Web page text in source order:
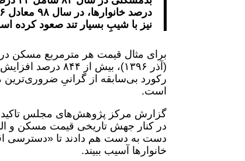
نیز با شیبِ بسیار تند صعود کرده
رکورد بی‌سابقه از گرانیِ
است.
گزارش مرکز پژوهش‌های مجلس تاکید
در کنار جهش تاریخی قیمت مسکن و
دست به دست هم دادند تا «دسترسی
خانوار‌ها آسیب ببیند.